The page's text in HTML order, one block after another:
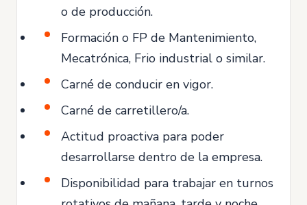
o de producción.
Formación o FP de Mantenimiento,
Mecatrónica, Frio industrial o similar.
Carné de conducir en vigor.
Carné de carretillero/a.
Actitud proactiva para poder
desarrollarse dentro de la empresa.
Disponibilidad para trabajar en turnos